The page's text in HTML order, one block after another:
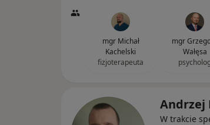
mgr Michał
Kachelski
fizjoterapeuta
mgr
Wałęsa
Andrzej
W trakcie